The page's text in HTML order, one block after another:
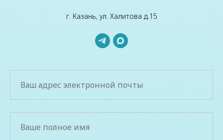
г. Казань, ул. Халитова д.15